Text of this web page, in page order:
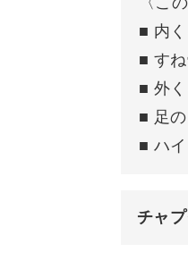
マッサ
そのポ
■ 内
■ す
■ 外
■ 足
■ ハ
チャ